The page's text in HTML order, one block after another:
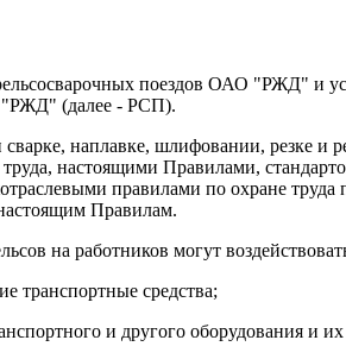
поездов ОАО "РЖД" и
"РЖД" (далее - РСП).
наплавке, шлифовании, резке и
настоящими Правилами,
правилами по охране
Правилам.
на работников могут
транспортные средства;
и другого оборудования и